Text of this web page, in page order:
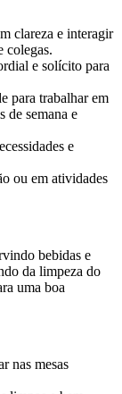
clareza e interagir
colegas.
e solícito para
para trabalhar em
de semana e
e
ou em atividades
bebidas e
da limpeza do
uma boa
nas mesas